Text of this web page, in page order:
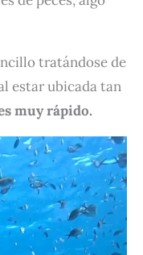
tratándose de
estar ubicada tan
muy rápido.